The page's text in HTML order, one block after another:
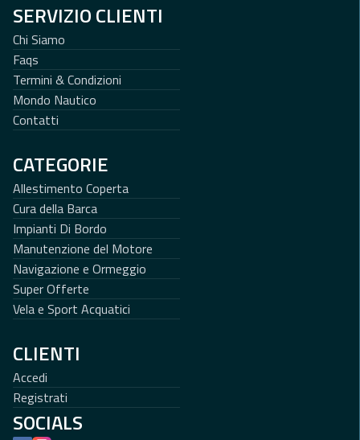
SERVIZIO CLIENTI
Chi Siamo
Faqs
Termini & Condizioni
Mondo Nautico
Contatti
CATEGORIE
Allestimento Coperta
Cura della Barca
Impianti Di Bordo
Manutenzione del Motore
Navigazione e Ormeggio
Super Offerte
Vela e Sport Acquatici
CLIENTI
Accedi
Registrati
SOCIALS